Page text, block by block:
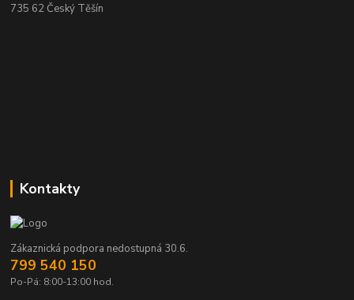
735 62 Český Těšín
Kontakty
Zákaznická podpora nedostupná 30.6.
799 540 150
Po-Pá: 8:00-13:00 hod.